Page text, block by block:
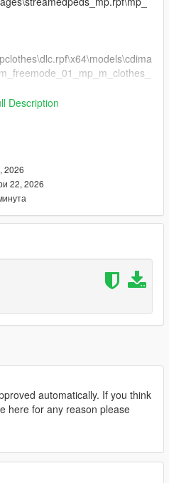
Description
2026
22, 2026
automatically. If you think
here for any reason please